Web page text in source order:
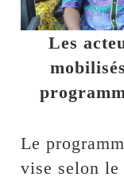
Les
Le
vise selon le